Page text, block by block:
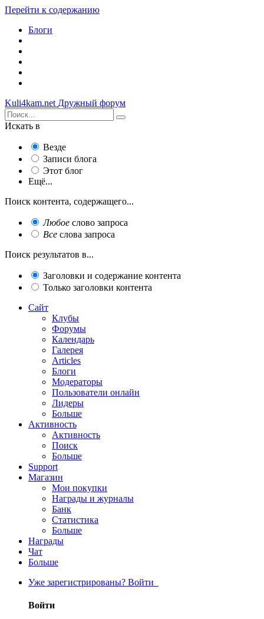
Перейти к содержанию
Блоги
Kuli4kam.net Дружный форум
Искать в
Везде
Записи блога
Этот блог
Ещё...
Поиск контента, содержащего...
Любое слово запроса
Все слова запроса
Поиск результатов в...
Заголовки и содержание контента
Только заголовки контента
Сайт
Клубы
Форумы
Календарь
Галерея
Articles
Блоги
Модераторы
Пользователи онлайн
Лидеры
Больше
Активность
Активность
Поиск
Больше
Support
Магазин
Мои покупки
Награды и журналы
Банк
Статистика
Больше
Награды
Чат
Больше
Уже зарегистрированы? Войти
Войти